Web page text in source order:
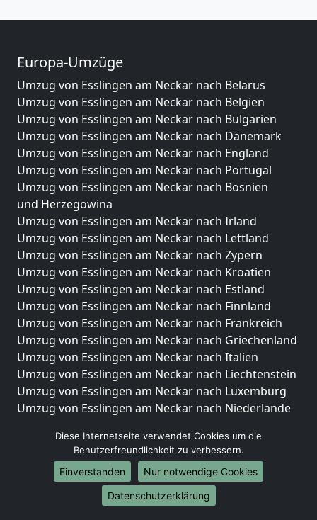
Europa-Umzüge
Umzug von Esslingen am Neckar nach Belarus
Umzug von Esslingen am Neckar nach Belgien
Umzug von Esslingen am Neckar nach Bulgarien
Umzug von Esslingen am Neckar nach Dänemark
Umzug von Esslingen am Neckar nach England
Umzug von Esslingen am Neckar nach Portugal
Umzug von Esslingen am Neckar nach Bosnien
und Herzegowina
Umzug von Esslingen am Neckar nach Irland
Umzug von Esslingen am Neckar nach Lettland
Umzug von Esslingen am Neckar nach Zypern
Umzug von Esslingen am Neckar nach Kroatien
Umzug von Esslingen am Neckar nach Estland
Umzug von Esslingen am Neckar nach Finnland
Umzug von Esslingen am Neckar nach Frankreich
Umzug von Esslingen am Neckar nach Griechenland
Umzug von Esslingen am Neckar nach Italien
Umzug von Esslingen am Neckar nach Liechtenstein
Umzug von Esslingen am Neckar nach Luxemburg
Umzug von Esslingen am Neckar nach Niederlande
Umzüge-Deutschlandweit
Umzug von Esslingen am Neckar nach Berlin
Umzug von Esslingen am Neckar nach Hamburg
Umzug von Esslingen am Neckar nach München
Diese Internetseite verwendet Cookies um die
Benutzerfreundlichkeit zu verbessern.
Einverstanden
Nur notwendige Cookies
Datenschutzerklärung